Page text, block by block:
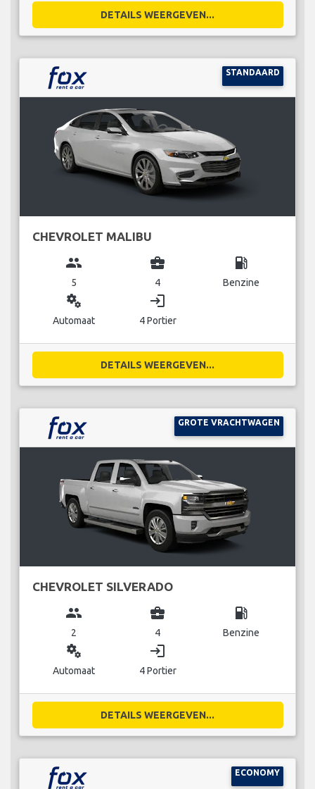
DETAILS WEERGEVEN...
STANDAARD
CHEVROLET MALIBU
group
5
business_center
4
local_gas_station
Benzine
miscellaneous_services
Automaat
login
4 Portier
DETAILS WEERGEVEN...
GROTE VRACHTWAGEN
CHEVROLET SILVERADO
group
2
business_center
4
local_gas_station
Benzine
miscellaneous_services
Automaat
login
4 Portier
DETAILS WEERGEVEN...
ECONOMY